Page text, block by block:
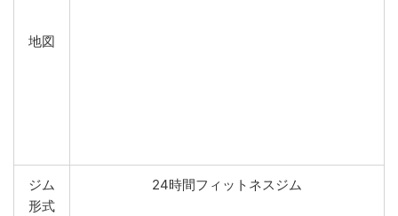
地図
ジム
形式
24時間フィットネスジム